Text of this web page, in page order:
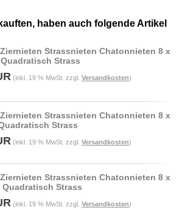
haben auch folgende Artikel
Strassnieten Chatonnieten 8 x
Strass
(inkl. 19 % MwSt. zzgl. Versandkosten)
Strassnieten Chatonnieten 8 x
Strass
(inkl. 19 % MwSt. zzgl. Versandkosten)
Strassnieten Chatonnieten 8 x
Quadratisch Strass
(inkl. 19 % MwSt. zzgl. Versandkosten)